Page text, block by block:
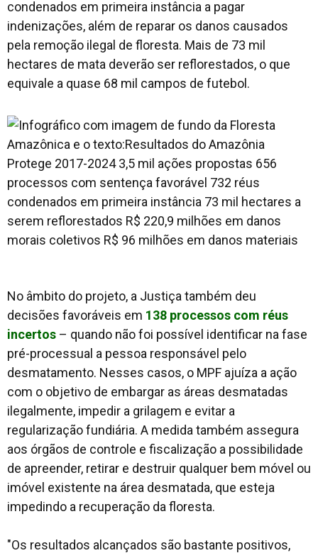
condenados em primeira instância a pagar
indenizações, além de reparar os danos causados
pela remoção ilegal de floresta. Mais de 73 mil
hectares de mata deverão ser reflorestados, o que
equivale a quase 68 mil campos de futebol.
No âmbito do projeto, a Justiça também deu
decisões favoráveis em 138 processos com réus
incertos – quando não foi possível identificar na fase
pré-processual a pessoa responsável pelo
desmatamento. Nesses casos, o MPF ajuíza a ação
com o objetivo de embargar as áreas desmatadas
ilegalmente, impedir a grilagem e evitar a
regularização fundiária. A medida também assegura
aos órgãos de controle e fiscalização a possibilidade
de apreender, retirar e destruir qualquer bem móvel ou
imóvel existente na área desmatada, que esteja
impedindo a recuperação da floresta.
"Os resultados alcançados são bastante positivos,